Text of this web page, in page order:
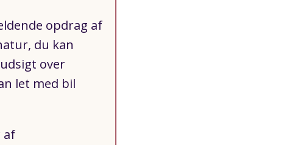
opdrag af
du kan
over
let med bil
af